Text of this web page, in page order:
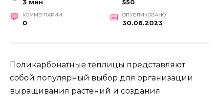
3 мин 550
КОММЕНТАРИИ
0
ОПУБЛИКОВАНО
30.06.2023
Поликарбонатные теплицы представляют
собой популярный выбор для организации
выращивания растений и создания